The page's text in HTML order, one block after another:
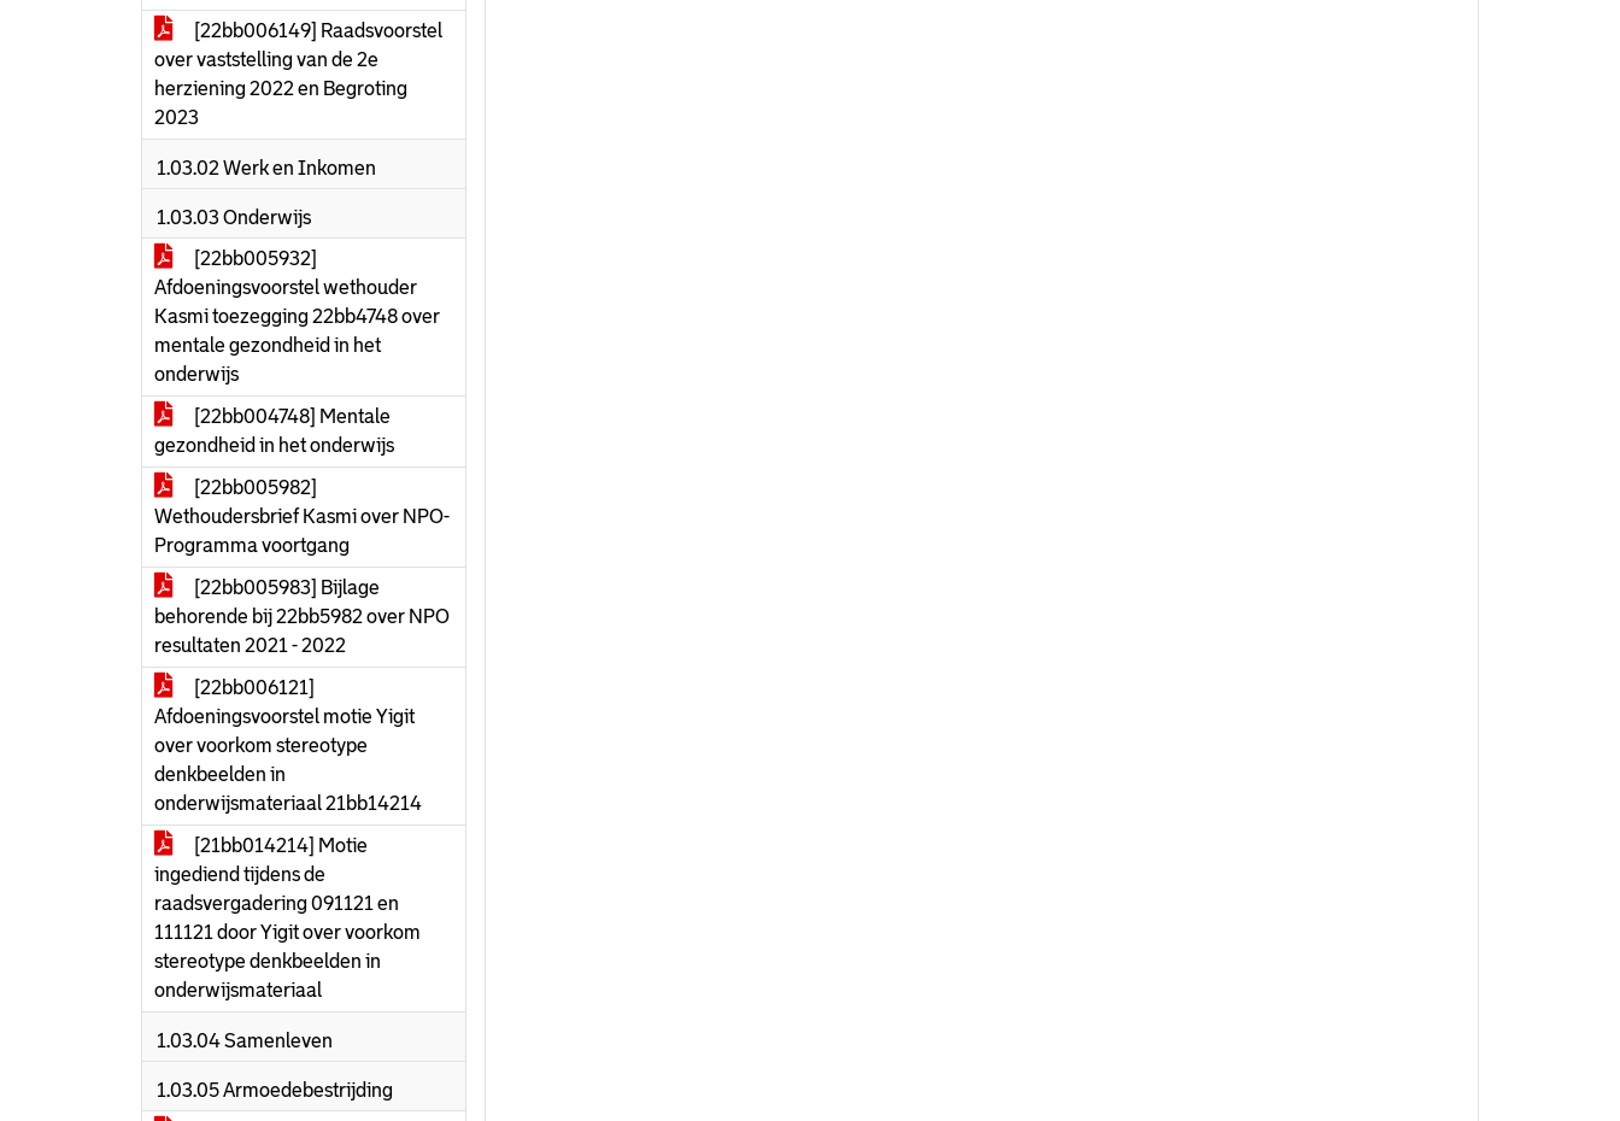
[22bb006149] Raadsvoorstel
over vaststelling van de 2e
herziening 2022 en Begroting
2023
1.03.02 Werk en Inkomen
1.03.03 Onderwijs
[22bb005932]
Afdoeningsvoorstel wethouder
Kasmi toezegging 22bb4748 over
mentale gezondheid in het
onderwijs
[22bb004748] Mentale
gezondheid in het onderwijs
[22bb005982]
Wethoudersbrief Kasmi over NPO-
Programma voortgang
[22bb005983] Bijlage
behorende bij 22bb5982 over NPO
resultaten 2021 - 2022
[22bb006121]
Afdoeningsvoorstel motie Yigit
over voorkom stereotype
denkbeelden in
onderwijsmateriaal 21bb14214
[21bb014214] Motie
ingediend tijdens de
raadsvergadering 091121 en
111121 door Yigit over voorkom
stereotype denkbeelden in
onderwijsmateriaal
1.03.04 Samenleven
1.03.05 Armoedebestrijding